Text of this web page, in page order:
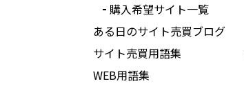
購入希望サイト一覧
ある日のサイト売買ブログ
サイト売買用語集
WEB用語集